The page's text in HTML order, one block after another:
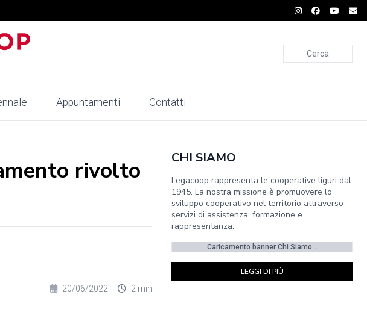
Cerca
Appuntamenti Contatti
rivolto
20/06/2022 2 min
CHI SIAMO
Legacoop rappresenta le cooperative liguri dal
1945. La nostra missione è promuovere lo
sviluppo cooperativo nel territorio attraverso
servizi di assistenza, formazione e
rappresentanza.
Caricamento banner Chi Siamo...
LEGGI DI PIÙ